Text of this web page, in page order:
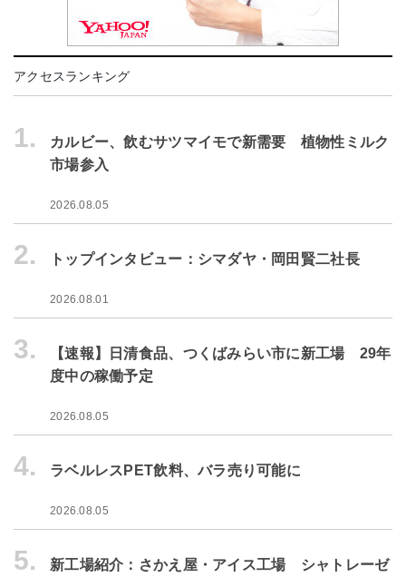
アクセスランキング
1.
カルビー、飲むサツマイモで新需要 植物性ミルク
市場参入
2026.08.05
2. トップインタビュー：シマダヤ・岡田賢二社長
2026.08.01
3.
【速報】日清食品、つくばみらい市に新工場 29年
度中の稼働予定
2026.08.05
4. ラベルレスPET飲料、バラ売り可能に
2026.08.05
5.
新工場紹介：さかえ屋・アイス工場 シャトレーゼ